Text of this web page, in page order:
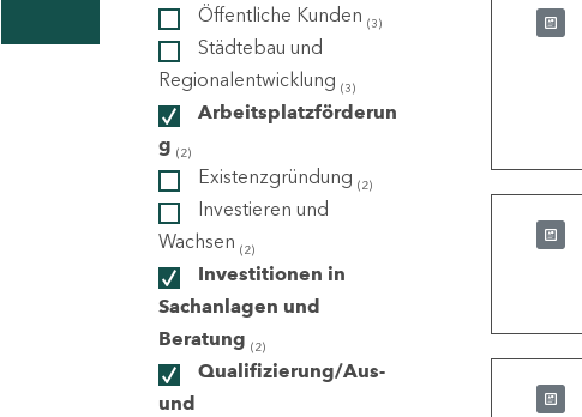
Öffentliche Kunden (3)
Städtebau und
Regionalentwicklung (3)
Arbeitsplatzförderun
g (2)
Existenzgründung (2)
Investieren und
Wachsen (2)
Investitionen in
Sachanlagen und
Beratung (2)
Qualifizierung/Aus-
und